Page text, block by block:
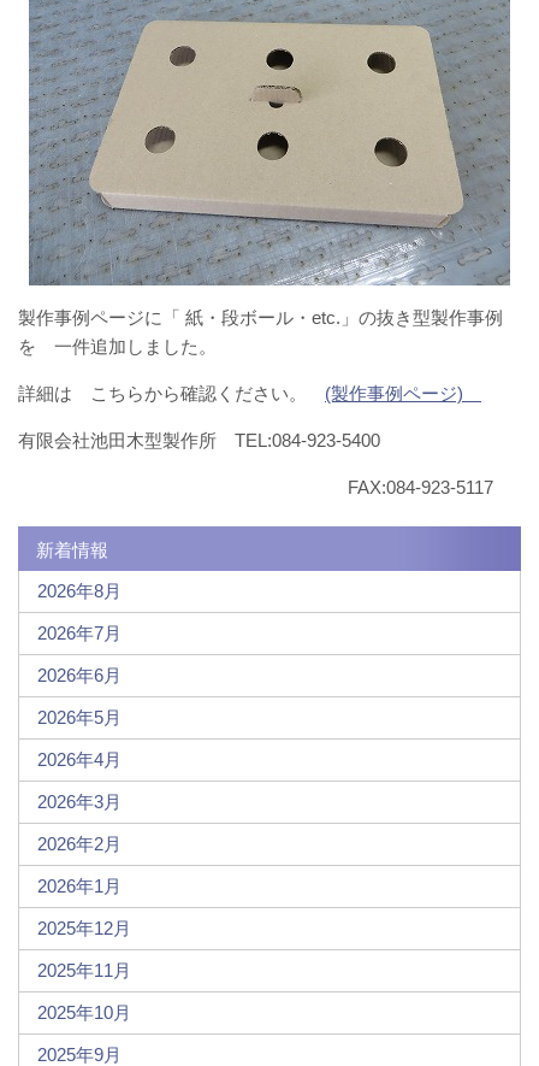
製作事例ページに「 紙・段ボール・etc.」の抜き型製作事例
を 一件追加しました。
詳細は こちらから確認ください。 (製作事例ページ)
有限会社池田木型製作所 TEL:084-923-5400
FAX:084-923-5117
新着情報
2026年8月
2026年7月
2026年6月
2026年5月
2026年4月
2026年3月
2026年2月
2026年1月
2025年12月
2025年11月
2025年10月
2025年9月